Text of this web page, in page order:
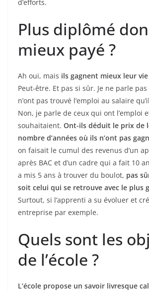
d’efforts.
Plus diplômé
mieux payé ?
Ah oui, mais ils gagnent mieux leur
Peut-être. Et pas si sûr. Je ne parle
n’ont pas trouvé l’emploi au salaire
Non, je parle de ceux qui ont l’emploi
souhaitaient. Ont-ils déduit le prix de
nombre d’années où ils n’ont pas
on faisait le cumul des revenus d’un
après BAC et d’un cadre qui a fait 10
a mis 5 ans à trouver du boulot, pas
soit celui qui se retrouve avec le plus
Surtout, si l’apprenti a su évoluer et
entreprise par exemple.
Quels sont les
de l’école ?
L’école propose un savoir livresque